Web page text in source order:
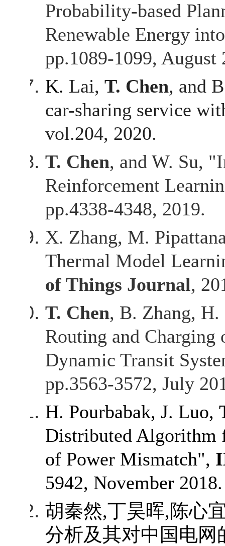
Probability-based
Renewable Energy
pp.1089-1099, August
K. Lai, T. Chen, and
car-sharing service
vol.204, 2020.
T. Chen, and W. Su,
Reinforcement
pp.4338-4348, 2019.
X. Zhang, M.
Thermal Model
of Things Journal,
T. Chen, B. Zhang, H.
Routing and
Dynamic Transit
pp.3563-3572, July
H. Pourbabak, J. Luo,
Distributed Algorithm
of Power Mismatch",
5942, November 2018.
胡秦然,丁昊晖, 陈心
分析及其对中国电网